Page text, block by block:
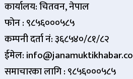
कार्यालय: चितवन, नेपाल
फोन : ९८५६०००५८५
कम्पनी दर्ता नं: ३६८५४०/८१/८२
ईमेल:
समाचारका लागि : ९८५६०००५८५